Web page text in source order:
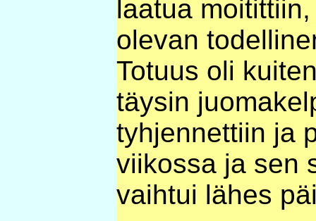
laatua
olevan
Totuus oli
täysin
tyhjennettiin ja
viikossa ja sen
vaihtui lähes